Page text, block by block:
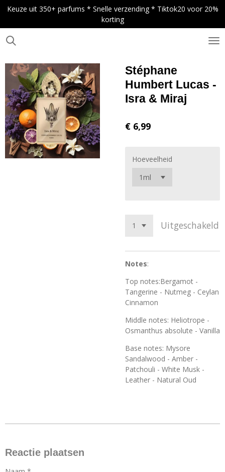
Ga
naar
de
Keuze uit 350+ parfums * Snelle verzending * Tiktok20 voor 20%
korting
Stéphane
Humbert Lucas -
Isra & Miraj
€ 6,99
Hoeveelheid
Uitgeschakeld
Notes:
Top notes:Bergamot -
Tangerine - Nutmeg - Ceylan
Cinnamon
Middle notes: Heliotrope -
Osmanthus absolute - Vanilla
Base notes: Mysore
Sandalwood - Amber -
Patchouli - White Musk -
Leather - Natural Oud
Reactie plaatsen